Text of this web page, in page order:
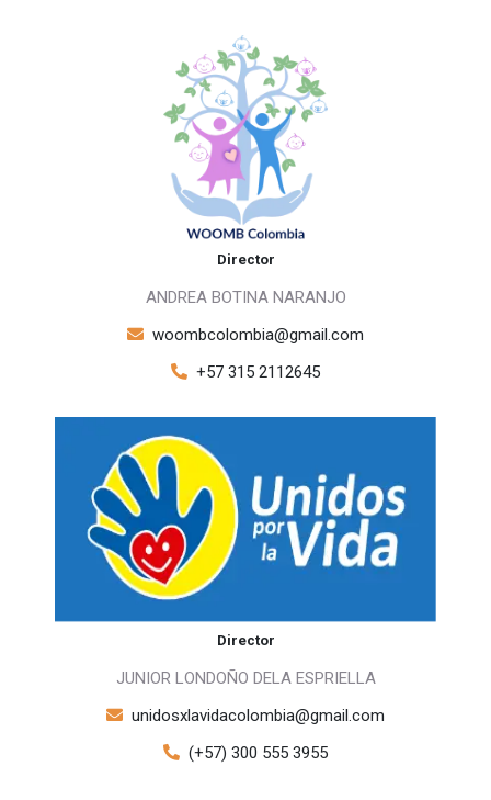
Director
ANDREA BOTINA NARANJO
woombcolombia@gmail.com
+57 315 2112645
Director
JUNIOR LONDOÑO DELA ESPRIELLA
unidosxlavidacolombia@gmail.com
(+57) 300 555 3955